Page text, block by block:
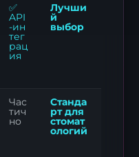
✅
API
-ин
тег
рац
ия
Лучши
й
выбор
Час
тич
но
Станда
рт для
стомат
ологий